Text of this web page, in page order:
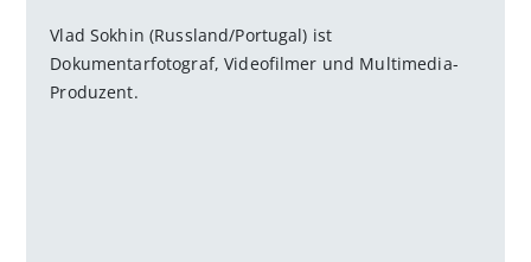
Vlad Sokhin (Russland/Portugal) ist
Dokumentarfotograf, Videofilmer und Multimedia-
Produzent.